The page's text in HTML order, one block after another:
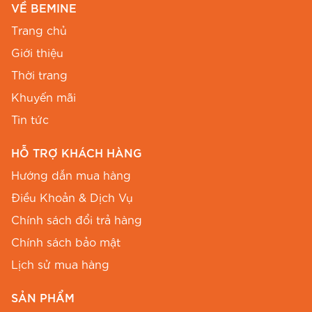
Lựa chọn thời trang hoàn hảo nâng tầm phong cách
Màu sắc & kích thước
Sản phẩm sở hữu tông màu nhã nhặn, dễ dàng
phối hợp với nhiều kiểu phụ kiện khác nhau.
Dưới đây là thông số chi tiết để Chị có thể chọn
cho mình kích cỡ vừa vặn nhất:
Vòng Ngực
VỀ BEMINE
Trang chủ
Giới thiệu
Thời trang
Khuyến mãi
Tin tức
HỖ TRỢ KHÁCH HÀNG
Hướng dẫn mua hàng
Điều Khoản & Dịch Vụ
Chính sách đổi trả hàng
Chính sách bảo mật
Lịch sử mua hàng
SẢN PHẨM